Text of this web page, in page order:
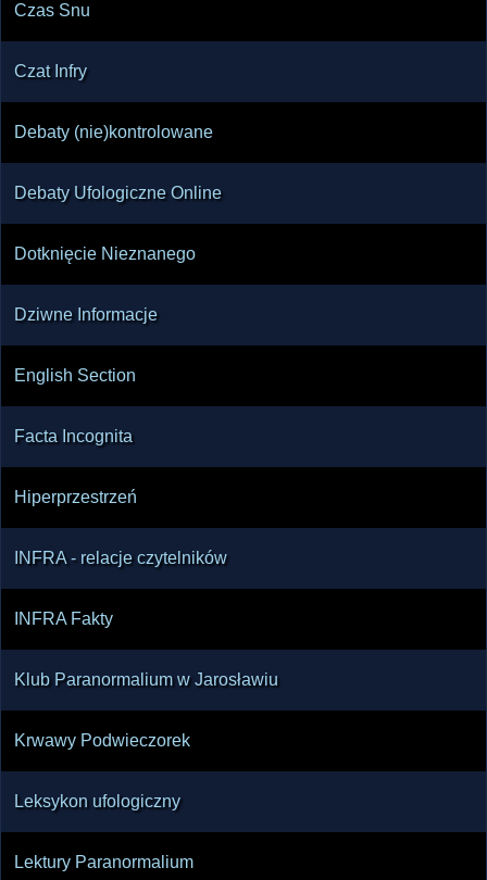
Czas Snu
Czat Infry
Debaty (nie)kontrolowane
Debaty Ufologiczne Online
Dotknięcie Nieznanego
Dziwne Informacje
English Section
Facta Incognita
Hiperprzestrzeń
INFRA - relacje czytelników
INFRA Fakty
Klub Paranormalium w Jarosławiu
Krwawy Podwieczorek
Leksykon ufologiczny
Lektury Paranormalium